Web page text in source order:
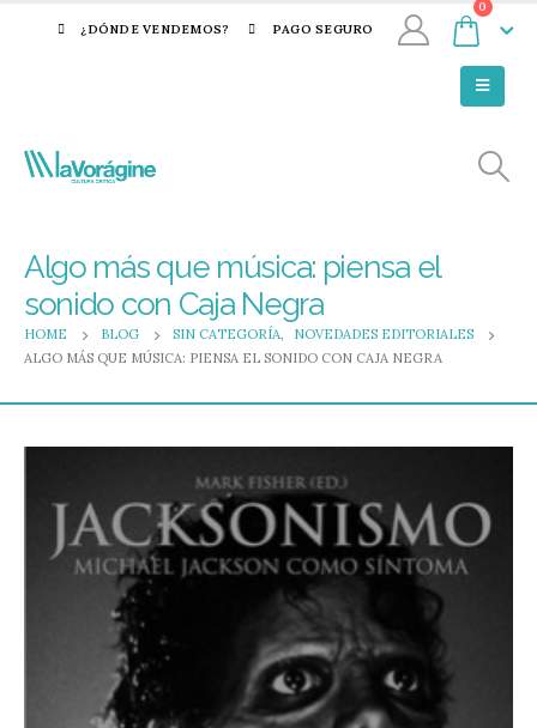
¿DÓNDE VENDEMOS? PAGO SEGURO
0
Algo más que música: piensa el
sonido con Caja Negra
HOME BLOG SIN CATEGORÍA,
NOVEDADES EDITORIALES
ALGO MÁS QUE MÚSICA: PIENSA EL SONIDO CON CAJA NEGRA